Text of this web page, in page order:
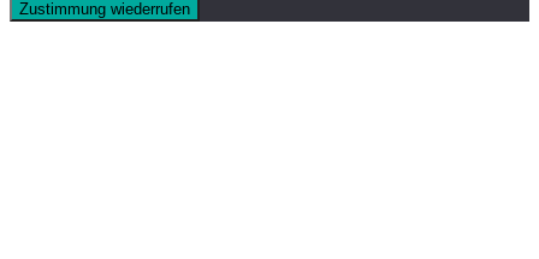
Zustimmung wiederrufen